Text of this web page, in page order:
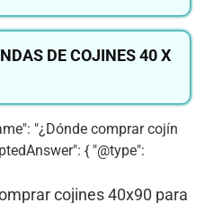
DE COJINES 40 X
"¿Dónde comprar cojín
{ "@type":
cojines 40x90 para